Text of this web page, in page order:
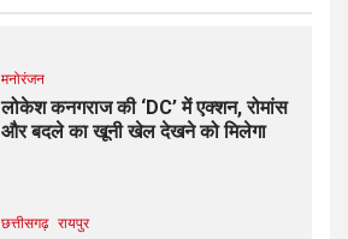
मनोरंजन
लोकेश कनगराज की ‘DC’ में एक्शन, रोमांस
और बदले का खूनी खेल देखने को मिलेगा
छत्तीसगढ़ रायपुर